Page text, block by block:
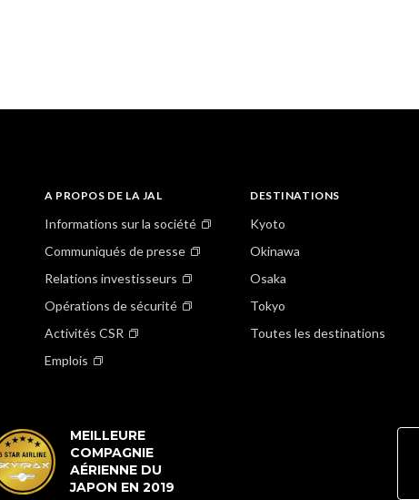
A PROPOS DE LA JAL
Informations sur la société
Communiqués de presse
Relations investisseurs
Opérations de sécurité
Activités CSR
Emplois
DESTINATIONS
Kyoto
Okinawa
Osaka
Tokyo
Toutes les destinations
MEILLEURE
COMPAGNIE
AÉRIENNE DU
JAPON EN 2019